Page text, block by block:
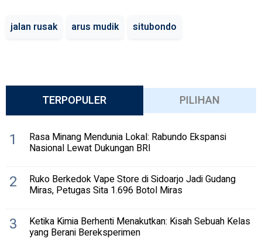
jalan rusak arus mudik situbondo
TERPOPULER PILIHAN
1 Rasa Minang Mendunia Lokal: Rabundo Ekspansi
Nasional Lewat Dukungan BRI
2 Ruko Berkedok Vape Store di Sidoarjo Jadi Gudang
Miras, Petugas Sita 1.696 Botol Miras
3 Ketika Kimia Berhenti Menakutkan: Kisah Sebuah Kelas
yang Berani Bereksperimen